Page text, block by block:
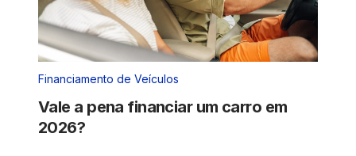
Financiamento de Veículos
Vale a pena financiar um carro em
2026?